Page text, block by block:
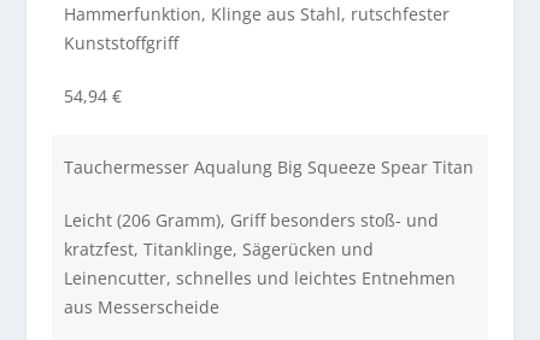
Hammerfunktion, Klinge aus Stahl, rutschfester
Kunststoffgriff
54,94 €
Tauchermesser Aqualung Big Squeeze Spear Titan
Leicht (206 Gramm), Griff besonders stoß- und
kratzfest, Titanklinge, Sägerücken und
Leinencutter, schnelles und leichtes Entnehmen
aus Messerscheide